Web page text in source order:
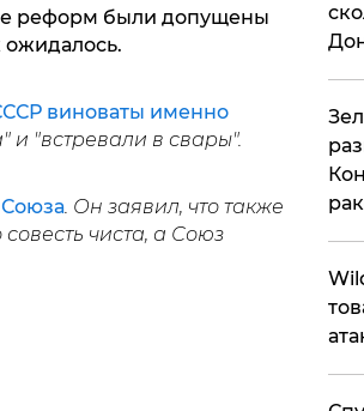
реформ были допущены
виноваты именно
и "встревали в свары".
. Он заявил, что также
чиста, а Союз